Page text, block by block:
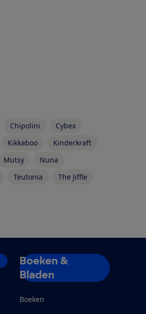
Chipolini
Cybex
Kikkaboo
Kinderkraft
Mutsy
Nuna
Teutonia
The Jiffle
Boeken &
Bladen
Boeken